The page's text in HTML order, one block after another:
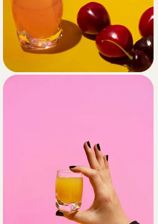
una buena fiesta: la llegada de las
bebidas, el brindis, la mezcla de
cócteles y ese divertido caos del
afterparty.  Así, GUULP se posiciona
como el cómplice ideal para que la
fiesta nunca